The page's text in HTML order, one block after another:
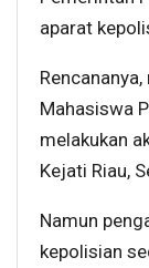
aparat
Mahasiswa
melakukan
Kejati Riau,
Namun
kepolisian